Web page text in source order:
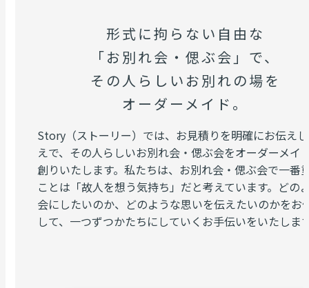
形式に拘らない自由な
「お別れ会・偲ぶ会」で、
その人らしいお別れの場を
オーダーメイド。
Story（ストーリー）では、お見積りを明確にお伝え
えで、その人らしいお別れ会・偲ぶ会をオーダーメイ
創りいたします。私たちは、お別れ会・偲ぶ会で一番
ことは「故人を想う気持ち」だと考えています。どの
会にしたいのか、どのような思いを伝えたいのかをお
して、一つずつかたちにしていくお手伝いをいたしま